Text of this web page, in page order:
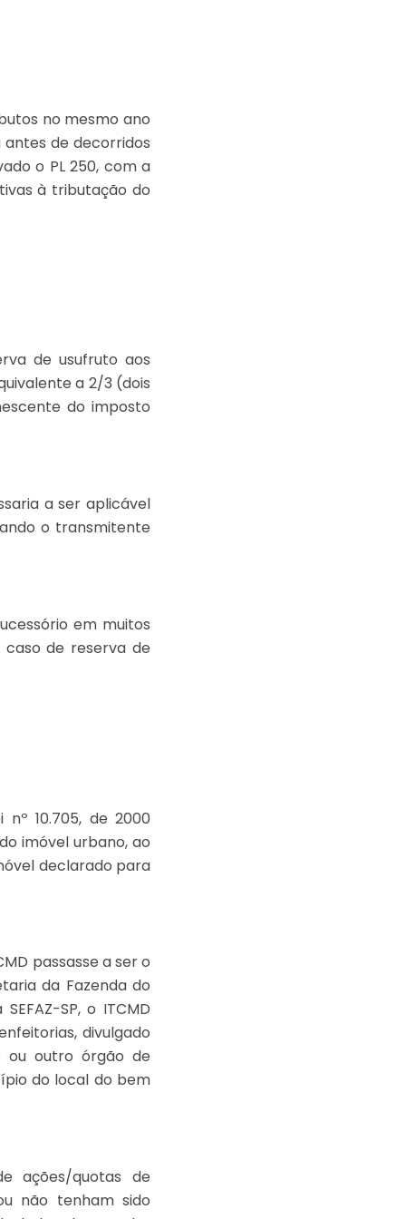
no mesmo ano
antes de decorridos
o PL 250, com a
à tributação do
de usufruto aos
a 2/3 (dois
do imposto
a ser aplicável
o transmitente
em muitos
de reserva de
10.705, de 2000
imóvel urbano, ao
declarado para
passasse a ser o
da Fazenda do
SP, o ITCMD
divulgado
ou outro órgão de
do local do bem
ações/quotas de
não tenham sido